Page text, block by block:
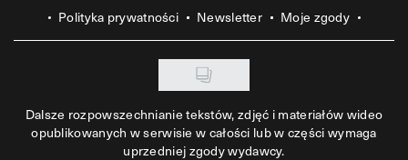
Polityka prywatności
Newsletter Moje zgody
Dalsze rozpowszechnianie tekstów, zdjęć i materiałów wideo
opublikowanych w serwisie w całości lub w części wymaga
uprzedniej zgody wydawcy.